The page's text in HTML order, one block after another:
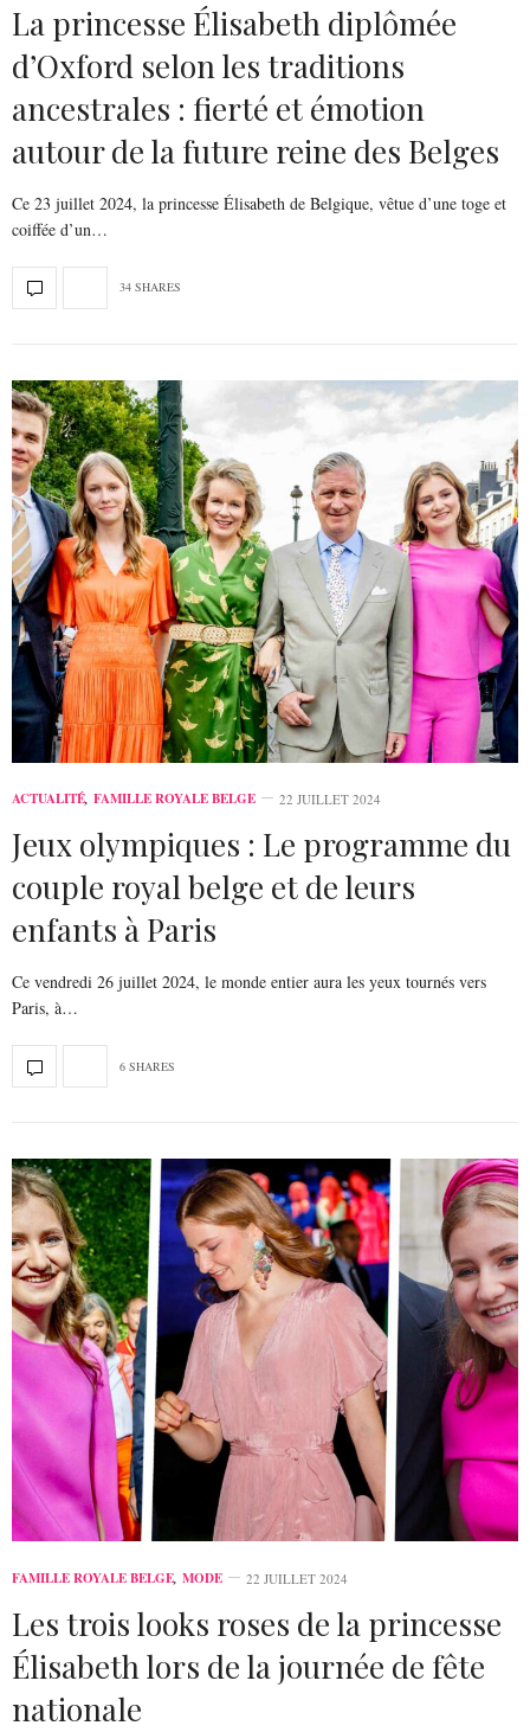
La princesse Élisabeth diplômée
d’Oxford selon les traditions
ancestrales : fierté et émotion
autour de la future reine des Belges
Ce 23 juillet 2024, la princesse Élisabeth de Belgique, vêtue d’une toge et
coiffée d’un…
34 SHARES
ACTUALITÉ, FAMILLE ROYALE BELGE 22 JUILLET 2024
Jeux olympiques : Le programme du
couple royal belge et de leurs
enfants à Paris
Ce vendredi 26 juillet 2024, le monde entier aura les yeux tournés vers
Paris, à…
6 SHARES
FAMILLE ROYALE BELGE, MODE 22 JUILLET 2024
Les trois looks roses de la princesse
Élisabeth lors de la journée de fête
nationale